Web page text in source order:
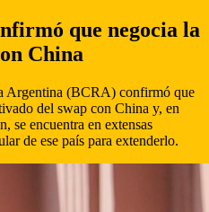
que negocia la
China
Argentina (BCRA) confirmó que
del swap con China y, en
se encuentra en extensas
de ese país para extenderlo.